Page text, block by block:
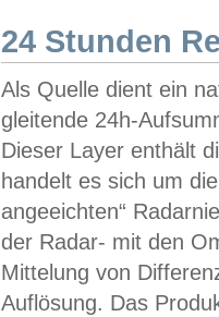
24 Stunden
Als Quelle dient ein
gleitende 24h-
Dieser Layer enthält
handelt es sich um
angeeichten“
der Radar- mit den
Mittelung von
Auflösung. Das